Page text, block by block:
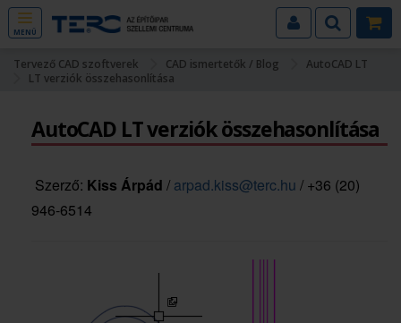
MENÜ
Tervező CAD szoftverek CAD ismertetők / Blog
AutoCAD LT
LT verziók összehasonlítása
AutoCAD LT verziók összehasonlítása
Szerző: Kiss Árpád / arpad.kiss@terc.hu / +36 (20)
946-6514